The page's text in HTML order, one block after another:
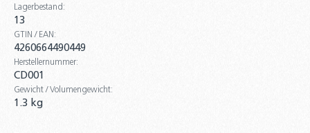
Lagerbestand:
13
GTIN / EAN:
4260664490449
Herstellernummer:
CD001
Gewicht / Volumengewicht:
1.3 kg